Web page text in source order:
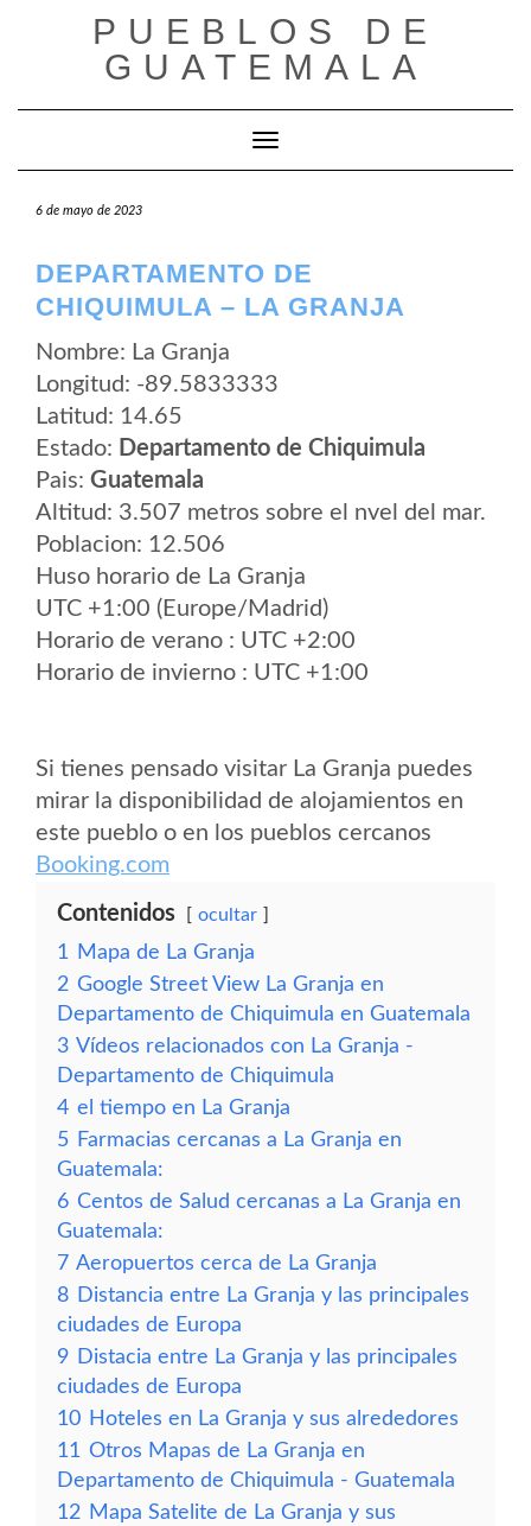
PUEBLOS DE
GUATEMALA
Cambiar modo de navegación
6 de mayo de 2023
DEPARTAMENTO DE
CHIQUIMULA – LA GRANJA
Nombre: La Granja
Longitud: -89.5833333
Latitud: 14.65
Estado: Departamento de Chiquimula
Pais: Guatemala
Altitud: 3.507 metros sobre el nvel del mar.
Poblacion: 12.506
Huso horario de La Granja
UTC +1:00 (Europe/Madrid)
Horario de verano : UTC +2:00
Horario de invierno : UTC +1:00
Si tienes pensado visitar La Granja puedes
mirar la disponibilidad de alojamientos en
este pueblo o en los pueblos cercanos
Booking.com
Contenidos ocultar
1
Mapa de La Granja
2 Google Street View La Granja en
Departamento de Chiquimula en Guatemala
3 Vídeos relacionados con La Granja -
Departamento de Chiquimula
4 el tiempo en La Granja
5 Farmacias cercanas a La Granja en
Guatemala:
6 Centos de Salud cercanas a La Granja en
Guatemala:
7 Aeropuertos cerca de La Granja
8 Distancia entre La Granja y las principales
ciudades de Europa
9 Distacia entre La Granja y las principales
ciudades de Europa
10 Hoteles en La Granja y sus alrededores
11 Otros Mapas de La Granja en
Departamento de Chiquimula - Guatemala
12 Mapa Satelite de La Granja y sus